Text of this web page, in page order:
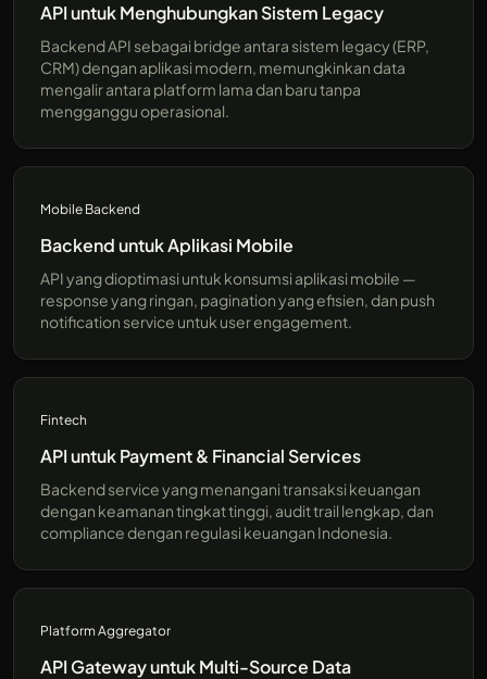
API untuk Menghubungkan Sistem Legacy
Backend API sebagai bridge antara sistem legacy (ERP,
CRM) dengan aplikasi modern, memungkinkan data
mengalir antara platform lama dan baru tanpa
mengganggu operasional.
Mobile Backend
Backend untuk Aplikasi Mobile
API yang dioptimasi untuk konsumsi aplikasi mobile —
response yang ringan, pagination yang efisien, dan push
notification service untuk user engagement.
Fintech
API untuk Payment & Financial Services
Backend service yang menangani transaksi keuangan
dengan keamanan tingkat tinggi, audit trail lengkap, dan
compliance dengan regulasi keuangan Indonesia.
Platform Aggregator
API Gateway untuk Multi-Source Data